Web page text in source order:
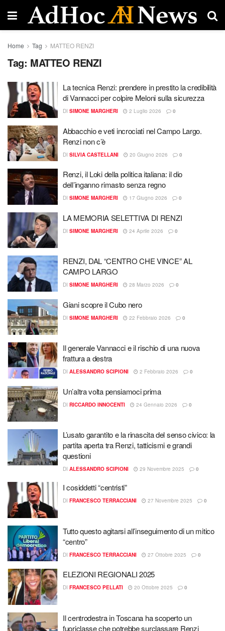
Home Tag MATTEO RENZI
Tag: MATTEO RENZI
La tecnica Renzi: prendere in prestito la credibilità
di Vannacci per colpire Meloni sulla sicurezza
DI SIMONE MARGHERI 2 Luglio 2026 0
Abbacchio e veti incrociati nel Campo Largo.
Renzi non c’è
DI SILVIA CASTELLANI 20 Giugno 2026 0
Renzi, il Loki della politica italiana: il dio
dell’inganno rimasto senza regno
DI SIMONE MARGHERI 17 Giugno 2026 0
LA MEMORIA SELETTIVA DI RENZI
DI SIMONE MARGHERI 24 Aprile 2026 0
RENZI, DAL “CENTRO CHE VINCE” AL
CAMPO LARGO
DI SIMONE MARGHERI 28 Marzo 2026 0
Giani scopre il Cubo nero
DI SIMONE MARGHERI 22 Febbraio 2026 0
Il generale Vannacci e il rischio di una nuova
frattura a destra
DI ALESSANDRO SCIPIONI 2 Febbraio 2026 0
Un’altra volta pensiamoci prima
DI RICCARDO INNOCENTI 24 Gennaio 2026 0
L’usato garantito e la rinascita del senso civico: la
partita aperta tra Renzi, tatticismi e grandi
questioni
DI ALESSANDRO SCIPIONI 29 Novembre 2025 0
I cosiddetti “centristi”
DI FRANCESCO TERRACCIANI 27 Novembre 2025 0
Tutto questo agitarsi all’inseguimento di un mitico
“centro”
DI FRANCESCO TERRACCIANI 27 Ottobre 2025 0
ELEZIONI REGIONALI 2025
DI FRANCESCO PELLATI 20 Ottobre 2025 0
Il centrodestra in Toscana ha scoperto un
fuoriclasse che potrebbe surclassare Renzi